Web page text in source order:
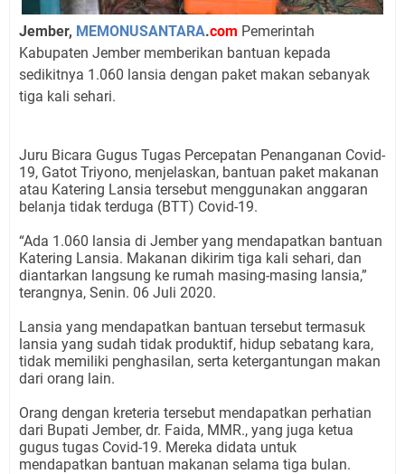
Jember, MEMONUSANTARA.com Pemerintah
Kabupaten Jember memberikan bantuan kepada
sedikitnya 1.060 lansia dengan paket makan sebanyak
tiga kali sehari.
Juru Bicara Gugus Tugas Percepatan Penanganan Covid-
19, Gatot Triyono, menjelaskan, bantuan paket makanan
atau Katering Lansia tersebut menggunakan anggaran
belanja tidak terduga (BTT) Covid-19.
“Ada 1.060 lansia di Jember yang mendapatkan bantuan
Katering Lansia. Makanan dikirim tiga kali sehari, dan
diantarkan langsung ke rumah masing-masing lansia,”
terangnya, Senin. 06 Juli 2020.
Lansia yang mendapatkan bantuan tersebut termasuk
lansia yang sudah tidak produktif, hidup sebatang kara,
tidak memiliki penghasilan, serta ketergantungan makan
dari orang lain.
Orang dengan kreteria tersebut mendapatkan perhatian
dari Bupati Jember, dr. Faida, MMR., yang juga ketua
gugus tugas Covid-19. Mereka didata untuk
mendapatkan bantuan makanan selama tiga bulan.